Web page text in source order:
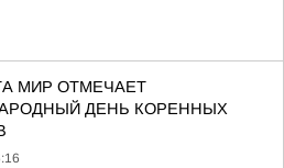
МИР ОТМЕЧАЕТ
ДЕНЬ КОРЕННЫХ